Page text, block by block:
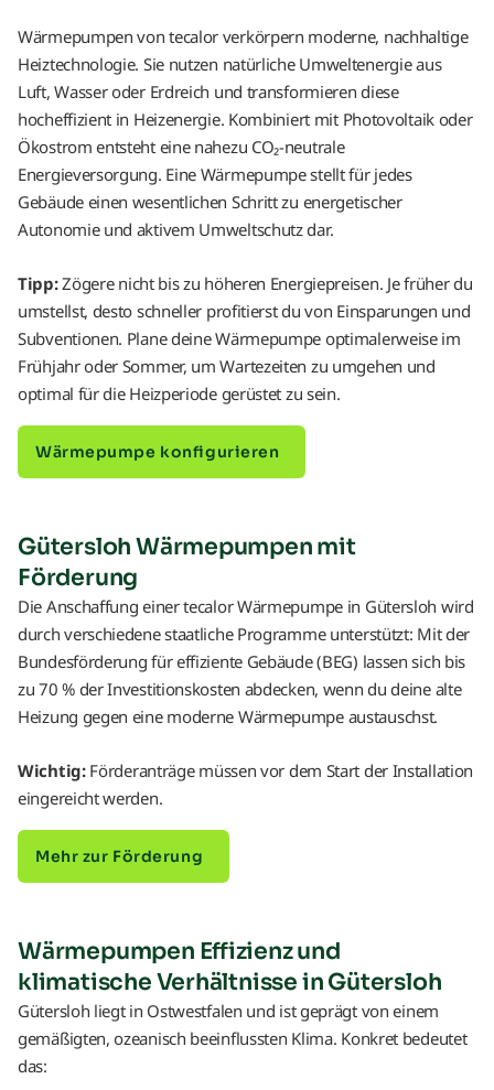
Wärmepumpen von tecalor verkörpern moderne, nachhaltige
Heiztechnologie. Sie nutzen natürliche Umweltenergie aus
Luft, Wasser oder Erdreich und transformieren diese
hocheffizient in Heizenergie. Kombiniert mit Photovoltaik oder
Ökostrom entsteht eine nahezu CO₂-neutrale
Energieversorgung. Eine Wärmepumpe stellt für jedes
Gebäude einen wesentlichen Schritt zu energetischer
Autonomie und aktivem Umweltschutz dar.
Tipp:Zögere nicht bis zu höheren Energiepreisen. Je früher du
umstellst, desto schneller profitierst du von Einsparungen und
Subventionen. Plane deine Wärmepumpe optimalerweise im
Frühjahr oder Sommer, um Wartezeiten zu umgehen und
optimal für die Heizperiode gerüstet zu sein.
Wärmepumpe konfigurieren
Gütersloh Wärmepumpen mit
Förderung
Die Anschaffung einer tecalor Wärmepumpe in Gütersloh wird
durch verschiedene staatliche Programme unterstützt: Mit der
Bundesförderung für effiziente Gebäude (BEG) lassen sich bis
zu 70 % der Investitionskosten abdecken, wenn du deine alte
Heizung gegen eine moderne Wärmepumpe austauschst.
Wichtig:Förderanträge müssen vor dem Start der Installation
eingereicht werden.
Mehr zur Förderung
Wärmepumpen Effizienz und
klimatische Verhältnisse in Gütersloh
Gütersloh liegt in Ostwestfalen und ist geprägt von einem
gemäßigten, ozeanisch beeinflussten Klima. Konkret bedeutet
das: